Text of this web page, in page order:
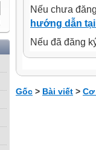
Nếu chưa
hướng dẫn
Nếu đã đăng
Gốc > Bài viết >